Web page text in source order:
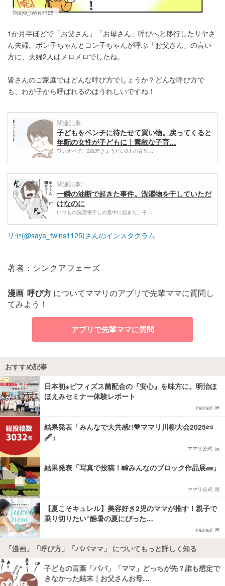
©saya_twins1125
1か月半ほどで「お父さん」「お母さん」呼びへと移行したサヤさ
ん夫婦。ポン子ちゃんとコン子ちゃんが呼ぶ「お父さん」の言い
方に、夫婦2人はメロメロでしたね。
皆さんのご家庭ではどんな呼び方でしょうか？どんな呼び方で
も、わが子から呼ばれるのはうれしいですね！
関連記事:
子どもをベンチに待たせて買い物。戻ってくると
年配の女性が子どもに｜素敵な子育…
ワンオペで、2歳差きょうだい3人の育児…
関連記事:
一瞬の油断で起きた事件。洗濯物を干していただ
けなのに
いつもの洗濯物干しの最中に起きた、子…
サヤ(@saya_twins1125)さんのインスタグラム
著者：シンクアフェーズ
漫画 呼び方 についてママリのアプリで先輩ママに質問し
てみよう！
アプリで先輩ママに質問
おすすめ記事
日本初※ビフィズス菌配合の『安心』を味方に。明治ほ
ほえみセミナー体験レポート
mamari
結果発表「みんなで大共感!!💖ママリ川柳大会2025📜
🖋️」
ママリ公式
結果発表「写真で投稿！📸みんなのブロック作品展🧱」
ママリ公式
【夏こそキュレル】美容好き2児のママが推す！親子で
乗り切りたい“酷暑の夏にぴった…
mamari
「漫画」「呼び方」「パパママ」 についてもっと詳しく知る
子どもの言葉「パパ」「ママ」どっちが先？誰も想定で
きなかった結末｜お父さんお母…